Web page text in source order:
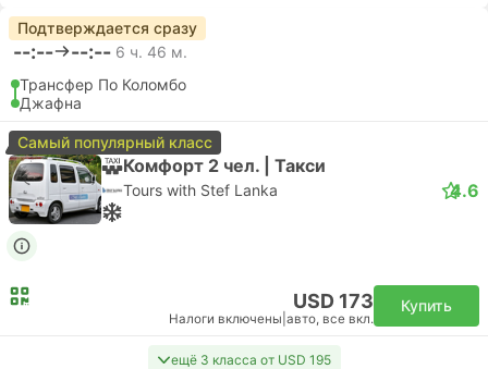
Подтверждается сразу
--:-- --:-- 6 ч. 46 м.
Трансфер По Коломбо
Джафна
Самый популярный класс
Комфорт 2 чел. | Такси
Tours with Stef Lanka 4.6
USD 173
Налоги включены авто, все вкл.
Купить
ещё 3 класса от USD 195